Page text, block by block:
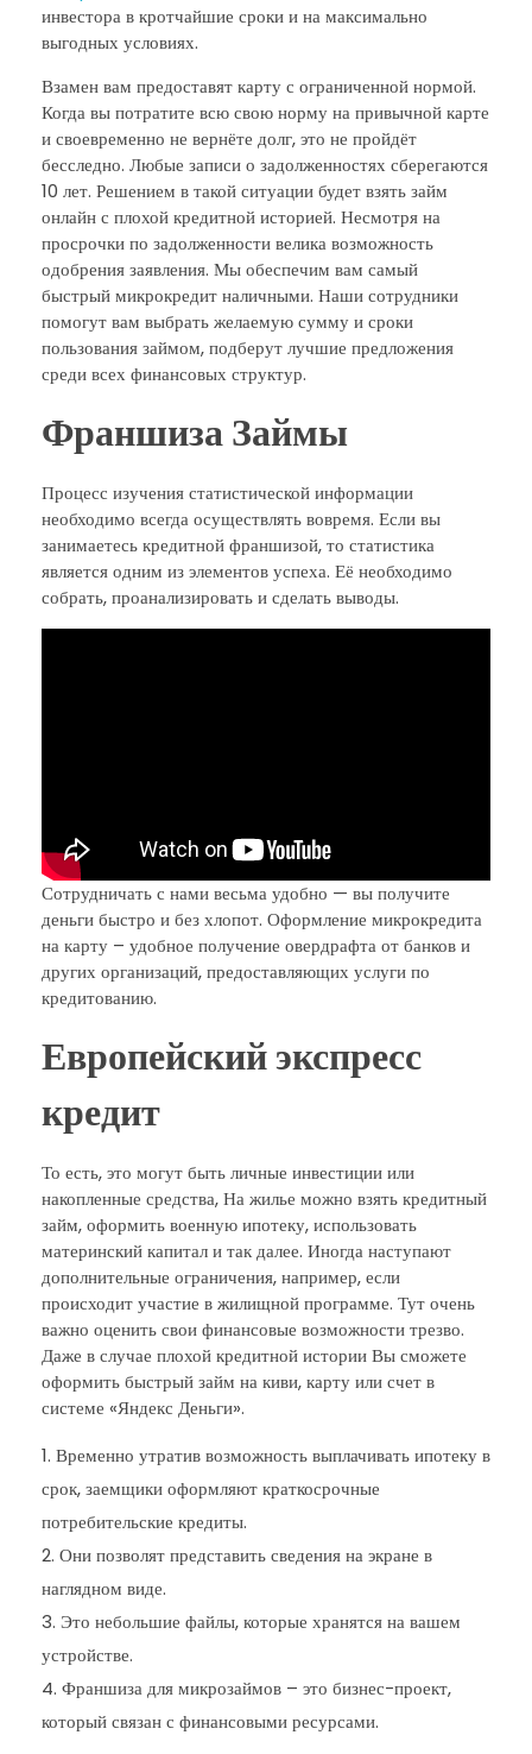
инвестора в кротчайшие сроки и на максимально
выгодных условиях.
Взамен вам предоставят карту с ограниченной нормой.
Когда вы потратите всю свою норму на привычной карте
и своевременно не вернёте долг, это не пройдёт
бесследно. Любые записи о задолженностях сберегаются
10 лет. Решением в такой ситуации будет взять займ
онлайн с плохой кредитной историей. Несмотря на
просрочки по задолженности велика возможность
одобрения заявления. Мы обеспечим вам самый
быстрый микрокредит наличными. Наши сотрудники
помогут вам выбрать желаемую сумму и сроки
пользования займом, подберут лучшие предложения
среди всех финансовых структур.
Франшиза Займы
Процесс изучения статистической информации
необходимо всегда осуществлять вовремя. Если вы
занимаетесь кредитной франшизой, то статистика
является одним из элементов успеха. Её необходимо
собрать, проанализировать и сделать выводы.
Сотрудничать с нами весьма удобно — вы получите
деньги быстро и без хлопот. Оформление микрокредита
на карту – удобное получение овердрафта от банков и
других организаций, предоставляющих услуги по
кредитованию.
Европейский экспресс
кредит
То есть, это могут быть личные инвестиции или
накопленные средства, На жилье можно взять кредитный
займ, оформить военную ипотеку, использовать
материнский капитал и так далее. Иногда наступают
дополнительные ограничения, например, если
происходит участие в жилищной программе. Тут очень
важно оценить свои финансовые возможности трезво.
Даже в случае плохой кредитной истории Вы сможете
оформить быстрый займ на киви, карту или счет в
системе «Яндекс Деньги».
Временно утратив возможность выплачивать ипотеку в
срок, заемщики оформляют краткосрочные
потребительские кредиты.
Они позволят представить сведения на экране в
наглядном виде.
Это небольшие файлы, которые хранятся на вашем
устройстве.
Франшиза для микрозаймов – это бизнес-проект,
который связан с финансовыми ресурсами.